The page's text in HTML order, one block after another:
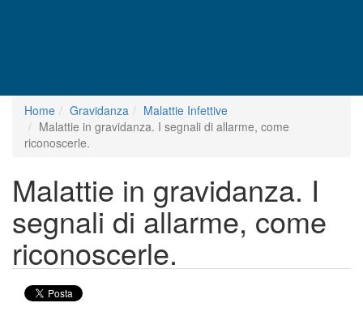
Home Gravidanza
Malattie Infettive
Malattie in gravidanza. I segnali di allarme, come
riconoscerle.
Malattie in gravidanza. I
segnali di allarme, come
riconoscerle.